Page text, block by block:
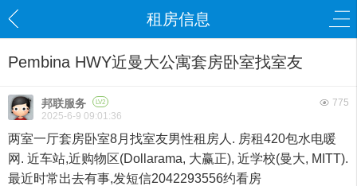
租房信息
Pembina HWY近曼大公寓套房卧室找室友
775
邦联服务 LV2
2025-6-9 09:01:36
两室一厅套房卧室8月找室友男性租房人. 房租420包水电暖
网. 近车站,近购物区(Dollarama, 大赢正), 近学校(曼大, MITT).
最近时常出去有事,发短信2042293556约看房